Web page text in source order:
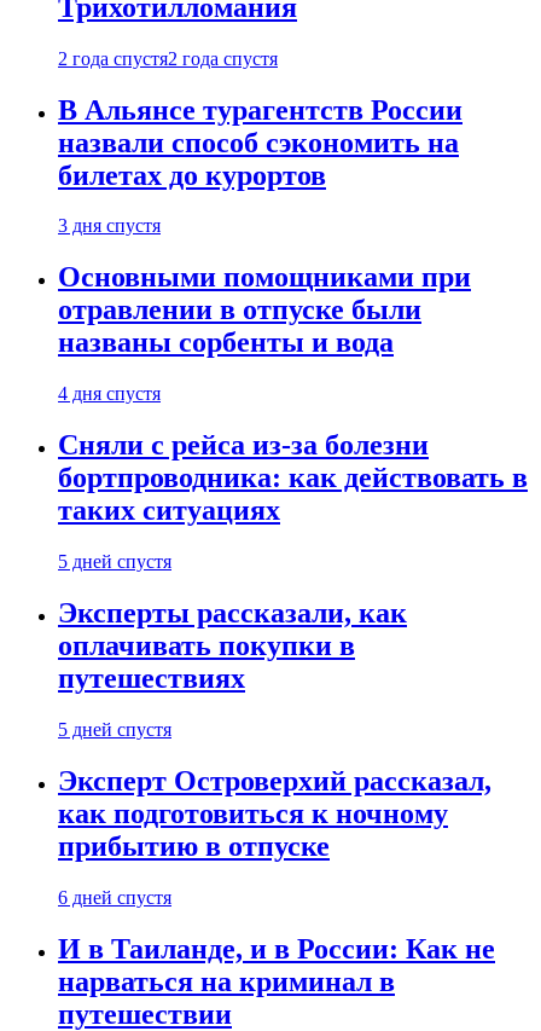
Трихотилломания
2 года спустя2 года спустя
В Альянсе турагентств России
назвали способ сэкономить на
билетах до курортов
3 дня спустя
Основными помощниками при
отравлении в отпуске были
названы сорбенты и вода
4 дня спустя
Сняли с рейса из-за болезни
бортпроводника: как действовать в
таких ситуациях
5 дней спустя
Эксперты рассказали, как
оплачивать покупки в
путешествиях
5 дней спустя
Эксперт Островерхий рассказал,
как подготовиться к ночному
прибытию в отпуске
6 дней спустя
И в Таиланде, и в России: Как не
нарваться на криминал в
путешествии